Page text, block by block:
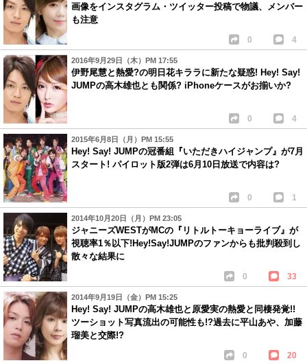
画像をインスタグラム・ツイッター投稿で物議、メンバー
も注意
0 4
2016年9月29日（木）PM 17:55
伊野尾慧と熱愛?の明日花キララに新たな疑惑! Hey! Say!
JUMPの高木雄也とも関係? iPhoneケースがお揃いか?
0 4
2015年6月8日（月）PM 15:55
Hey! Say! JUMPの冠番組『いただきハイジャンプ』が7月
スタート! パイロット版2弾は6月10日放送で内容は?
0 1
2014年10月20日（月）PM 23:05
ジャニーズWESTがMCの『リトルトーキョーライブ』が
視聴率1％以下!Hey!Say!JUMPのファンからも批判殺到し
散々な結果に
0 33
2014年9月19日（金）PM 15:25
Hey! Say! JUMPの高木雄也と原愛実の熱愛と同棲発覚!!
ツーショット写真流出の可能性も!?過去に平山あや、加藤
瑠美と交際!?
0 20